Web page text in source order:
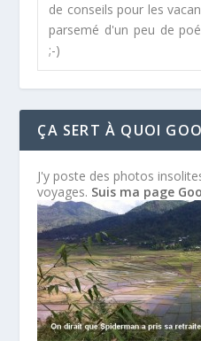
de conseils pour les
parsemé d'un peu de
;-)
ÇA SERT À QUOI
J'y poste des photos
voyages. Suis ma page